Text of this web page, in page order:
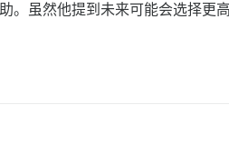
。虽然他提到未来可能会选择